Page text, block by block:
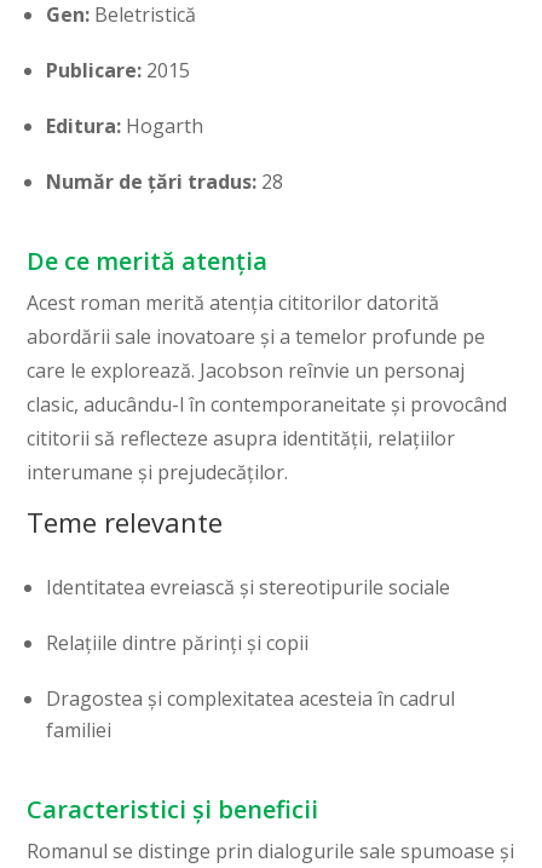
Gen: Beletristică
Publicare: 2015
Editura: Hogarth
Număr de țări tradus: 28
De ce merită atenția
Acest roman merită atenția cititorilor datorită
abordării sale inovatoare și a temelor profunde pe
care le explorează. Jacobson reînvie un personaj
clasic, aducându-l în contemporaneitate și provocând
cititorii să reflecteze asupra identității, relațiilor
interumane și prejudecăților.
Teme relevante
Identitatea evreiască și stereotipurile sociale
Relațiile dintre părinți și copii
Dragostea și complexitatea acesteia în cadrul
familiei
Caracteristici și beneficii
Romanul se distinge prin dialogurile sale spumoase și